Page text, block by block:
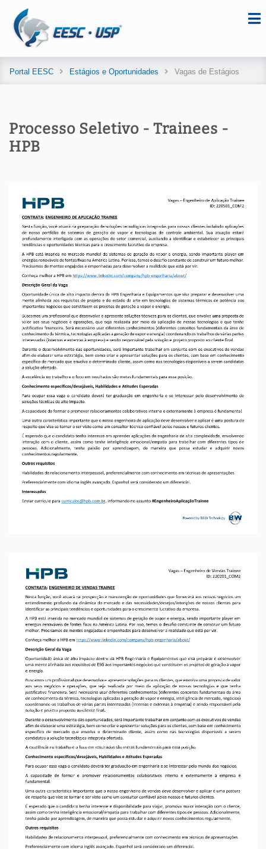
Portal EESC Estágios e Oportunidades Vagas de Estágios
Processo Seletivo - Trainees -
HPB